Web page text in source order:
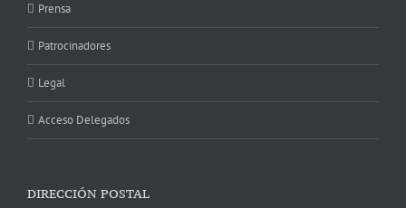
Prensa
Patrocinadores
Legal
Acceso Delegados
DIRECCIÓN POSTAL